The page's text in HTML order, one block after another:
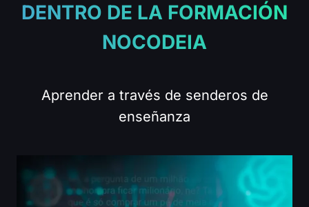
DENTRO DE LA FORMACIÓN
NOCODEIA
Aprender a través de senderos de
enseñanza